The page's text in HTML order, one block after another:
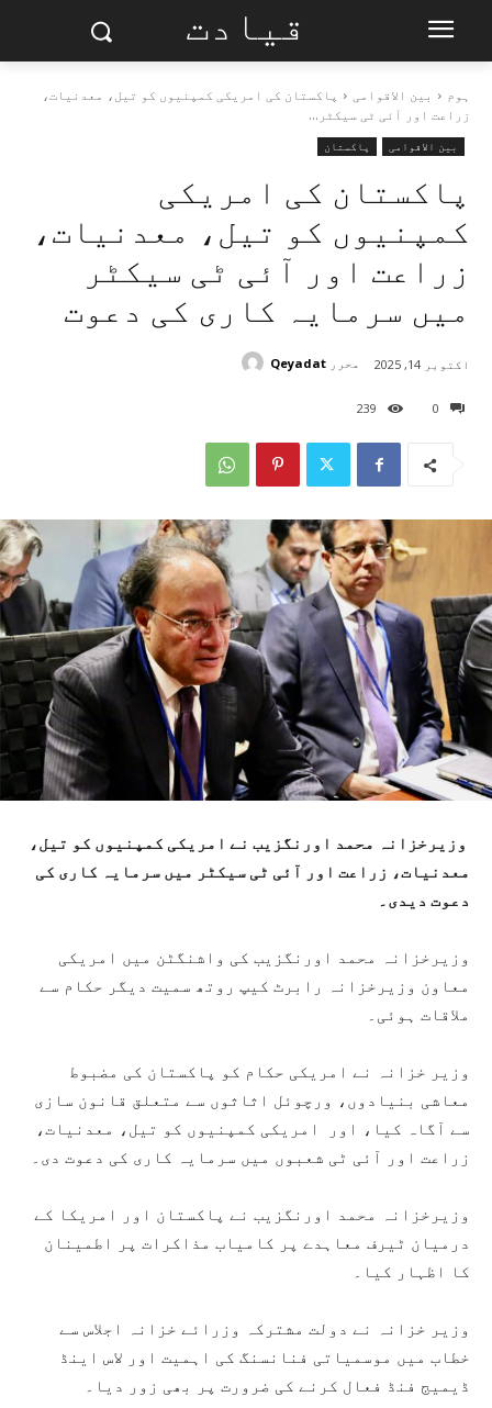
قیادت
ہوم بین الاقوامی
پاکستان کی امریکی کمپنیوں کو تیل، معدنیات،
زراعت اور آئی ٹی سیکٹر...
بین الاقوامی پاکستان
پاکستان کی امریکی
کمپنیوں کو تیل، معدنیات،
زراعت اور آئی ٹی سیکٹر
میں سرمایہ کاری کی دعوت
0
239
اکتوبر 14, 2025 محرر Qeyadat
وزیرخزانہ محمد اورنگزیب نے امریکی کمپنیوں کو تیل،
معدنیات، زراعت اور آئی ٹی سیکٹر میں سرمایہ کاری کی
دعوت دیدی۔
وزیرخزانہ محمد اورنگزیب کی واشنگٹن میں امریکی
معاون وزیرخزانہ رابرٹ کیپ روتھ سمیت دیگر حکام سے
ملاقات ہوئی۔
وزیر خزانہ نے امریکی حکام کو پاکستان کی مضبوط
معاشی بنیادوں، ورچوئل اثاثوں سے متعلق قانون سازی
سے آگاہ کیا، اور امریکی کمپنیوں کو تیل، معدنیات،
زراعت اور آئی ٹی شعبوں میں سرمایہ کاری کی دعوت دی۔
وزیرخزانہ محمد اورنگزیب نے پاکستان اور امریکا کے
درمیان ٹیرف معاہدے پر کامیاب مذاکرات پر اطمینان
کا اظہار کیا۔
وزیر خزانہ نے دولت مشترکہ وزرائے خزانہ اجلاس سے
خطاب میں موسمیاتی فنانسنگ کی اہمیت اور لاس اینڈ
ڈیمیج فنڈ فعال کرنے کی ضرورت پر بھی زور دیا۔